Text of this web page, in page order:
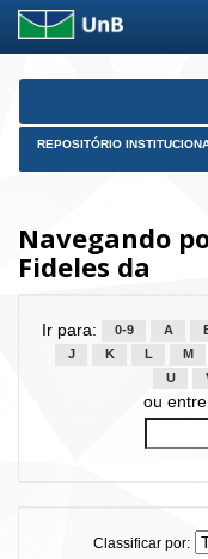
Skip
REPOSITÓRIO
Navegando
Fideles da
Ir para: 0-9 A
J
K L M
U
ou
Classificar por: